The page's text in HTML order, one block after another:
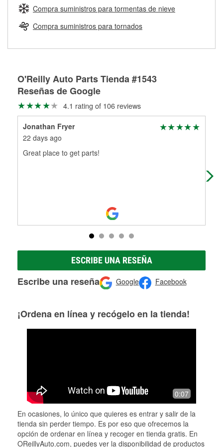
Más información sobre el Programa de Préstamo de
Herramientas de O'Reilly
medirán tus tambores o discos para determinar si pueden
ser rectificados con seguridad. Si tus tambores o discos no
pueden ser reutilizados, podemos ayudarte a encontrar las
partes de reemplazo correctas para tu reparación.
Rectificación de tambores y discos de freno
Compra suministros para tormentas de nieve
Compra suministros para tornados
O'Reilly Auto Parts Tienda #1543
Reseñas de Google
4.1 rating of 106 reviews
Jonathan Fryer
22 days ago
Great place to get parts!
ESCRIBE UNA RESEÑA
Escribe una reseña Google Facebook
¡Ordena en línea y recógelo en la tienda!
0:07
En ocasiones, lo único que quieres es entrar y salir de la
tienda sin perder tiempo. Es por eso que ofrecemos la
opción de ordenar en línea y recoger en tienda gratis. En
OReillyAuto.com, puedes ver la disponibilidad de productos